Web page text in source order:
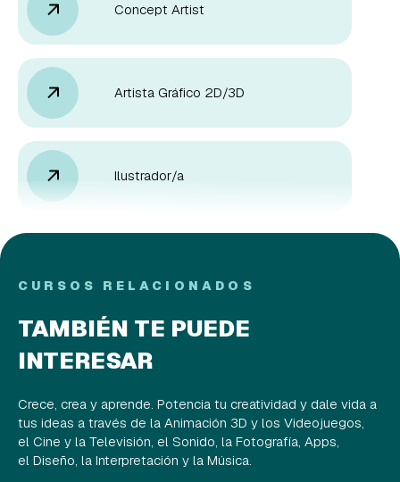
Concept Artist
Artista Gráfico 2D/3D
Ilustrador/a
CURSOS RELACIONADOS
TAMBIÉN TE PUEDE
INTERESAR
Crece, crea y aprende. Potencia tu creatividad y dale vida a
tus ideas a través de la Animación 3D y los Videojuegos,
el Cine y la Televisión, el Sonido, la Fotografía, Apps,
el Diseño, la Interpretación y la Música.